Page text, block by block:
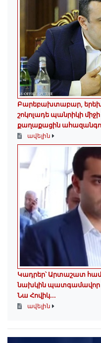
Բարեբախտաբար,
շոկոլադե պանրիկի միջի
քաղաքացին
ավելին
Կադրեր՝ Արտաշատ
նախկին պատգամավոր
Նա Հովիկ...
ավելին